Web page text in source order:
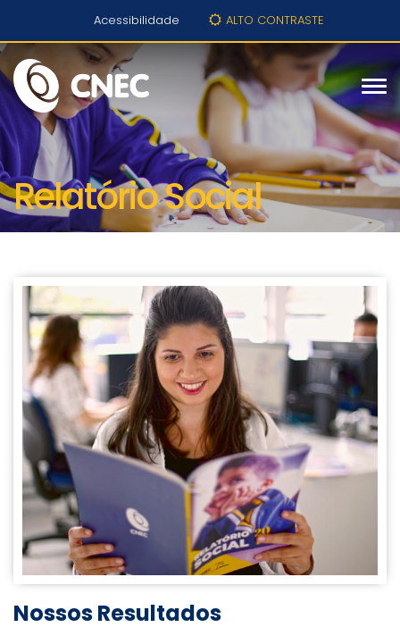
Acessibilidade ALTO CONTRASTE
Relatório Social
NossosResultados